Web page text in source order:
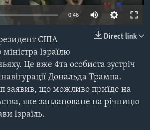
АМЕРИКИ
0:46
Direct link
США
Ізраїлю
Це вже 4та особиста зустріч
Дональда Трампа.
заявив, що можливо приїде на
яке заплановане на річницю
Ізраїль.